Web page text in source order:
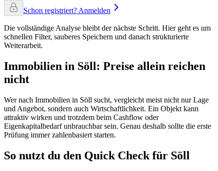
Schon registriert? Anmelden
Die vollständige Analyse bleibt der nächste Schritt. Hier geht es um
schnellen Filter, sauberes Speichern und danach strukturierte
Weiterarbeit.
Immobilien in Söll: Preise allein reichen
nicht
Wer nach Immobilien in Söll sucht, vergleicht meist nicht nur Lage
und Angebot, sondern auch Wirtschaftlichkeit. Ein Objekt kann
attraktiv wirken und trotzdem beim Cashflow oder
Eigenkapitalbedarf unbrauchbar sein. Genau deshalb sollte die erste
Prüfung immer zahlenbasiert starten.
So nutzt du den Quick Check für Söll